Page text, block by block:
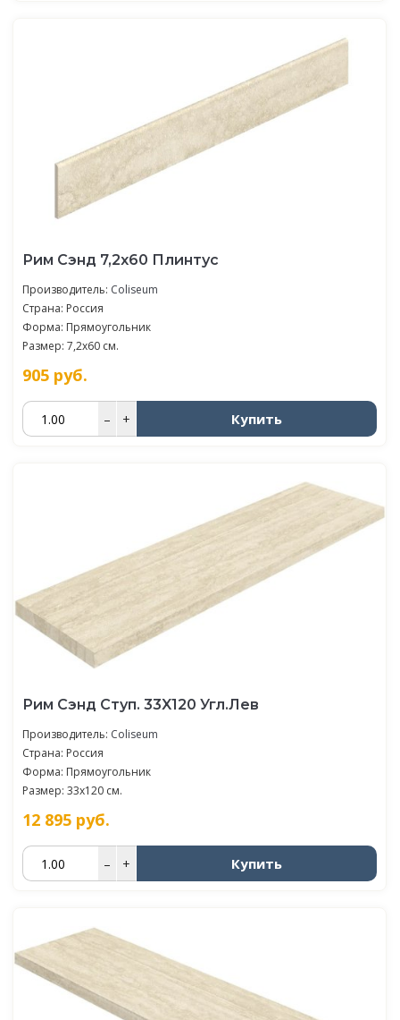
Рим Сэнд 7,2x60 Плинтус
Производитель: Coliseum
Страна: Россия
Форма: Прямоугольник
Размер: 7,2x60 см.
905 руб.
– + Купить
Рим Сэнд Ступ. 33X120 Угл.Лев
Производитель: Coliseum
Страна: Россия
Форма: Прямоугольник
Размер: 33x120 см.
12 895 руб.
– + Купить